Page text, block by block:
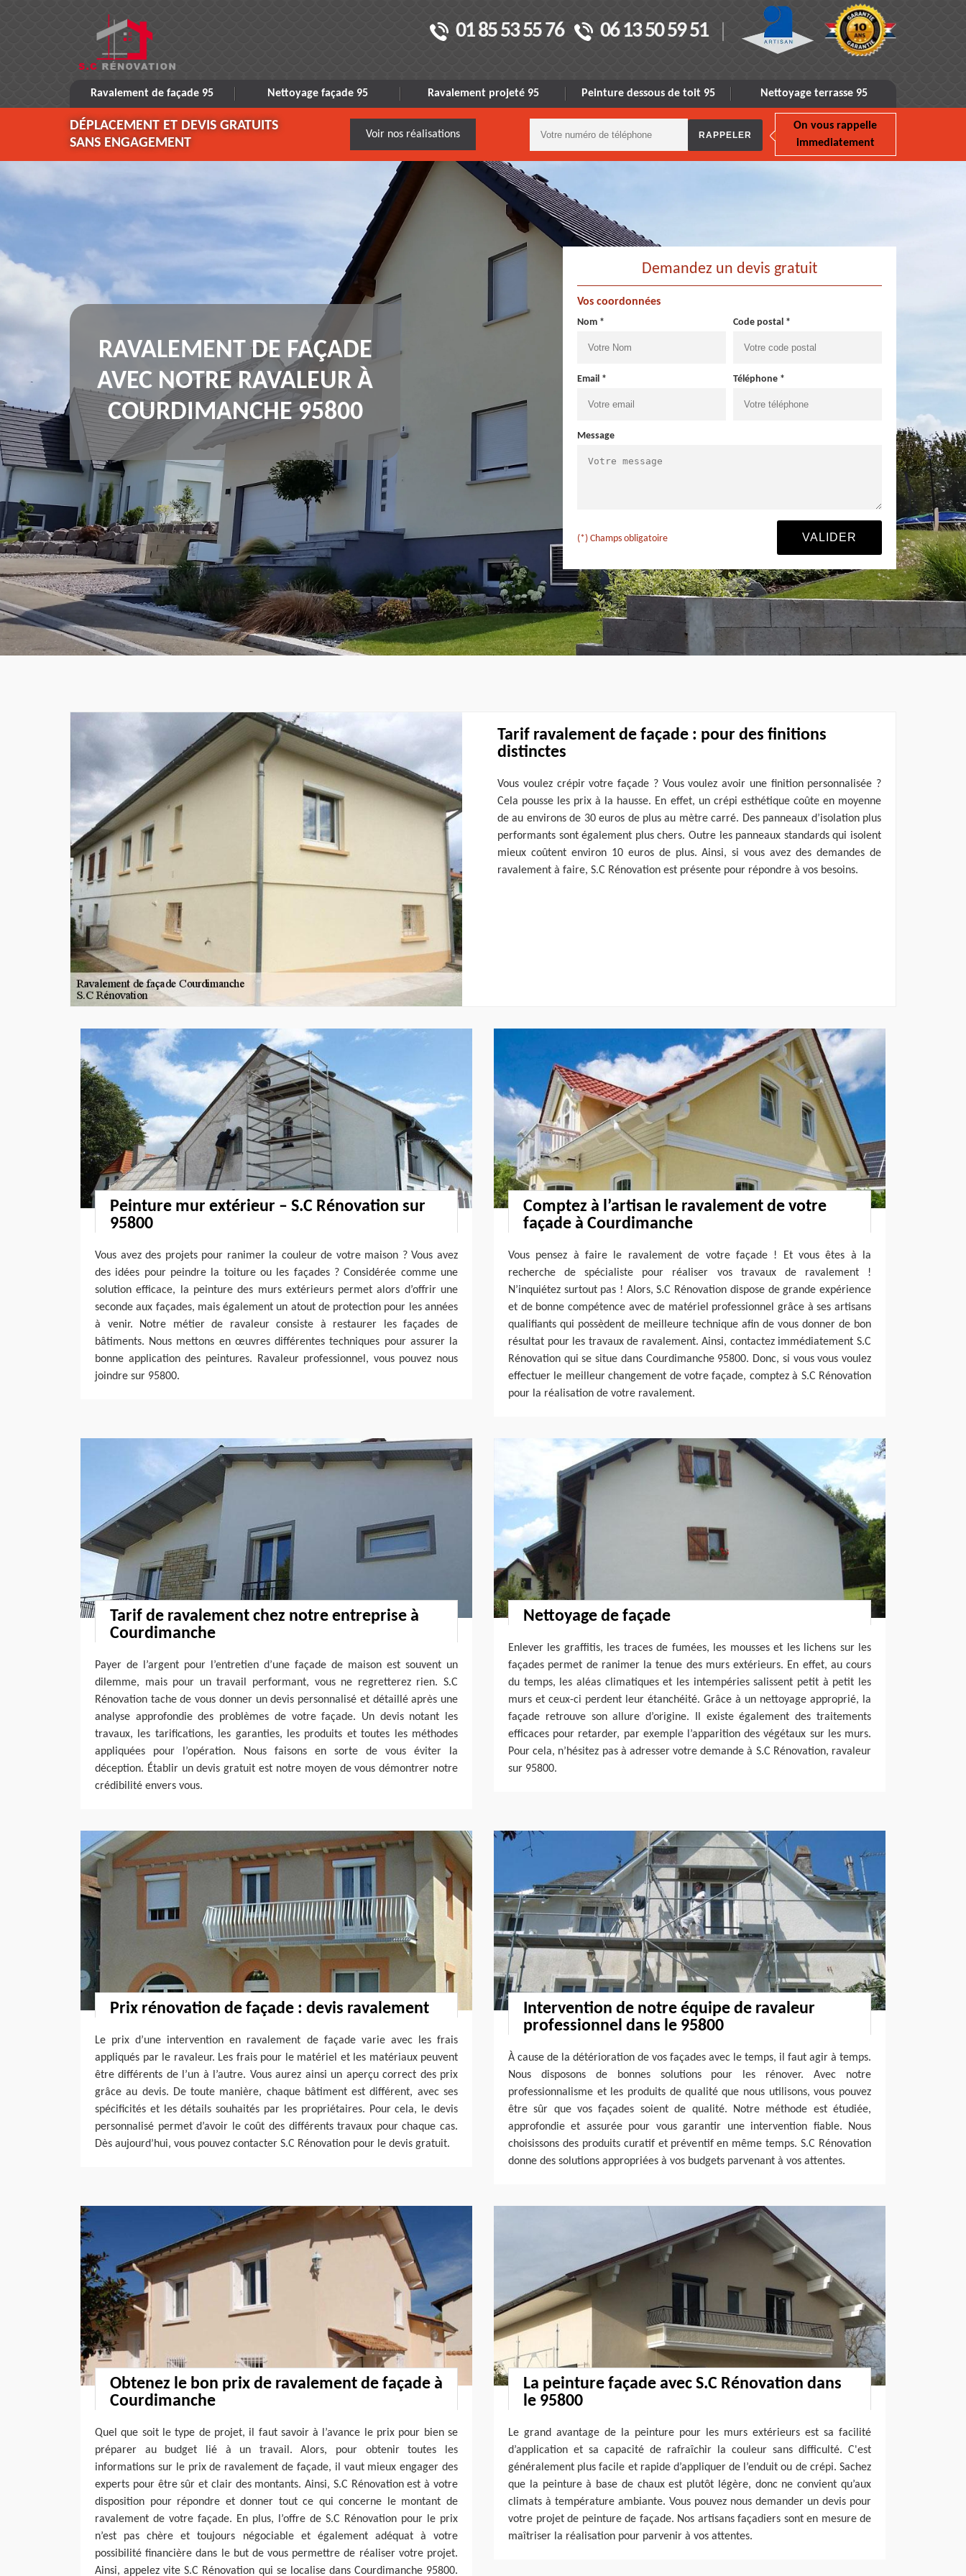
01 85 53 55 76 06 13 50 59 51
Ravalement de façade 95 Nettoyage façade 95 Ravalement projeté 95 Peinture dessous de toit 95 Nettoyage terrasse 95
DÉPLACEMENT ET DEVIS GRATUITS
SANS ENGAGEMENT
Voir nos réalisations
On vous rappelle
immediatement
RAVALEMENT DE FAÇADE
AVEC NOTRE RAVALEUR À
COURDIMANCHE 95800
Demandez un devis gratuit
Vos coordonnées
Nom * Code postal *
Email * Téléphone *
Message
(*) Champs obligatoire
Tarif ravalement de façade : pour des finitions
distinctes
Vous voulez crépir votre façade ? Vous voulez avoir une finition personnalisée ?
Cela pousse les prix à la hausse. En effet, un crépi esthétique coûte en moyenne
de au environs de 30 euros de plus au mètre carré. Des panneaux d’isolation plus
performants sont également plus chers. Outre les panneaux standards qui isolent
mieux coûtent environ 10 euros de plus. Ainsi, si vous avez des demandes de
ravalement à faire, S.C Rénovation est présente pour répondre à vos besoins.
Peinture mur extérieur – S.C Rénovation sur
95800
Vous avez des projets pour ranimer la couleur de votre maison ? Vous avez
des idées pour peindre la toiture ou les façades ? Considérée comme une
solution efficace, la peinture des murs extérieurs permet alors d’offrir une
seconde aux façades, mais également un atout de protection pour les années
à venir. Notre métier de ravaleur consiste à restaurer les façades de
bâtiments. Nous mettons en œuvres différentes techniques pour assurer la
bonne application des peintures. Ravaleur professionnel, vous pouvez nous
joindre sur 95800.
Comptez à l’artisan le ravalement de votre
façade à Courdimanche
Vous pensez à faire le ravalement de votre façade ! Et vous êtes à la
recherche de spécialiste pour réaliser vos travaux de ravalement !
N’inquiétez surtout pas ! Alors, S.C Rénovation dispose de grande expérience
et de bonne compétence avec de matériel professionnel grâce à ses artisans
qualifiants qui possèdent de meilleure technique afin de vous donner de bon
résultat pour les travaux de ravalement. Ainsi, contactez immédiatement S.C
Rénovation qui se situe dans Courdimanche 95800. Donc, si vous vous voulez
effectuer le meilleur changement de votre façade, comptez à S.C Rénovation
pour la réalisation de votre ravalement.
Tarif de ravalement chez notre entreprise à
Courdimanche
Payer de l’argent pour l’entretien d’une façade de maison est souvent un
dilemme, mais pour un travail performant, vous ne regretterez rien. S.C
Rénovation tache de vous donner un devis personnalisé et détaillé après une
analyse approfondie des problèmes de votre façade. Un devis notant les
travaux, les tarifications, les garanties, les produits et toutes les méthodes
appliquées pour l’opération. Nous faisons en sorte de vous éviter la
déception. Établir un devis gratuit est notre moyen de vous démontrer notre
crédibilité envers vous.
Nettoyage de façade
Enlever les graffitis, les traces de fumées, les mousses et les lichens sur les
façades permet de ranimer la tenue des murs extérieurs. En effet, au cours
du temps, les aléas climatiques et les intempéries salissent petit à petit les
murs et ceux-ci perdent leur étanchéité. Grâce à un nettoyage approprié, la
façade retrouve son allure d’origine. Il existe également des traitements
efficaces pour retarder, par exemple l’apparition des végétaux sur les murs.
Pour cela, n’hésitez pas à adresser votre demande à S.C Rénovation, ravaleur
sur 95800.
Prix rénovation de façade : devis ravalement
Le prix d’une intervention en ravalement de façade varie avec les frais
appliqués par le ravaleur. Les frais pour le matériel et les matériaux peuvent
être différents de l’un à l’autre. Vous aurez ainsi un aperçu correct des prix
grâce au devis. De toute manière, chaque bâtiment est différent, avec ses
spécificités et les détails souhaités par les propriétaires. Pour cela, le devis
personnalisé permet d’avoir le coût des différents travaux pour chaque cas.
Dès aujourd’hui, vous pouvez contacter S.C Rénovation pour le devis gratuit.
Intervention de notre équipe de ravaleur
professionnel dans le 95800
À cause de la détérioration de vos façades avec le temps, il faut agir à temps.
Nous disposons de bonnes solutions pour les rénover. Avec notre
professionnalisme et les produits de qualité que nous utilisons, vous pouvez
être sûr que vos façades soient de qualité. Notre méthode est étudiée,
approfondie et assurée pour vous garantir une intervention fiable. Nous
choisissons des produits curatif et préventif en même temps. S.C Rénovation
donne des solutions appropriées à vos budgets parvenant à vos attentes.
Obtenez le bon prix de ravalement de façade à
Courdimanche
Quel que soit le type de projet, il faut savoir à l’avance le prix pour bien se
préparer au budget lié à un travail. Alors, pour obtenir toutes les
informations sur le prix de ravalement de façade, il vaut mieux engager des
experts pour être sûr et clair des montants. Ainsi, S.C Rénovation est à votre
disposition pour répondre et donner tout ce qui concerne le montant de
ravalement de votre façade. En plus, l’offre de S.C Rénovation pour le prix
n’est pas chère et toujours négociable et également adéquat à votre
possibilité financière dans le but de vous permettre de réaliser votre projet.
Ainsi, appelez vite S.C Rénovation qui se localise dans Courdimanche 95800.
La peinture façade avec S.C Rénovation dans
le 95800
Le grand avantage de la peinture pour les murs extérieurs est sa facilité
d’application et sa capacité de rafraîchir la couleur sans difficulté. C'est
généralement plus facile et rapide d’appliquer de l’enduit ou de crépi. Sachez
que la peinture à base de chaux est plutôt légère, donc ne convient qu’aux
climats à température ambiante. Vous pouvez nous demander un devis pour
votre projet de peinture de façade. Nos artisans façadiers sont en mesure de
maîtriser la réalisation pour parvenir à vos attentes.